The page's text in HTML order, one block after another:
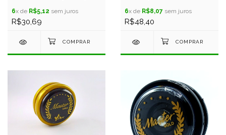
6x de R$5,12 sem juros
R$30,69
6x de R$8,07 sem juros
R$48,40